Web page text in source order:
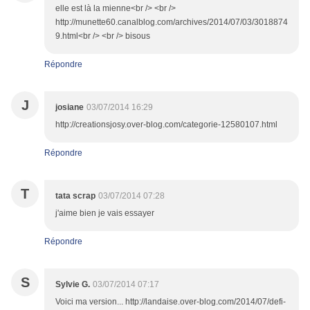
elle est là la mienne<br /> <br />
http://munette60.canalblog.com/archives/2014/07/03/3018874
9.html<br /> <br /> bisous
Répondre
J josiane 03/07/2014 16:29
http://creationsjosy.over-blog.com/categorie-12580107.html
Répondre
T tata scrap 03/07/2014 07:28
j'aime bien je vais essayer
Répondre
S Sylvie G. 03/07/2014 07:17
Voici ma version... http://landaise.over-blog.com/2014/07/defi-